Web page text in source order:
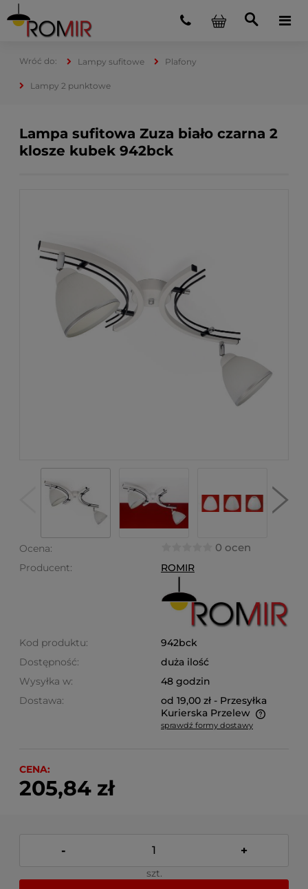
Lampy sufitowe Plafony
Lampy 2 punktowe
Lampa sufitowa Zuza biało czarna 2
klosze kubek 942bck
Ocena: 0 ocen
Producent: ROMIR
Kod produktu:
942bck
Dostępność:
duża ilość
Wysyłka w:
48 godzin
Dostawa:
od 19,00 zł - Przesyłka
Kurierska Przelew
Cena nie zawiera ewentualnych kosztów płatności
sprawdź formy dostawy
CENA:
205,84 zł
- +
szt.